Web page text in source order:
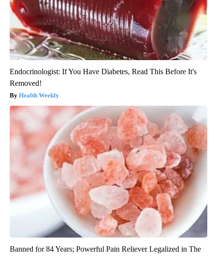
Endocrinologist: If You Have Diabetes, Read This Before It's
Removed!
Health Weekly
Banned for 84 Years; Powerful Pain Reliever Legalized in The